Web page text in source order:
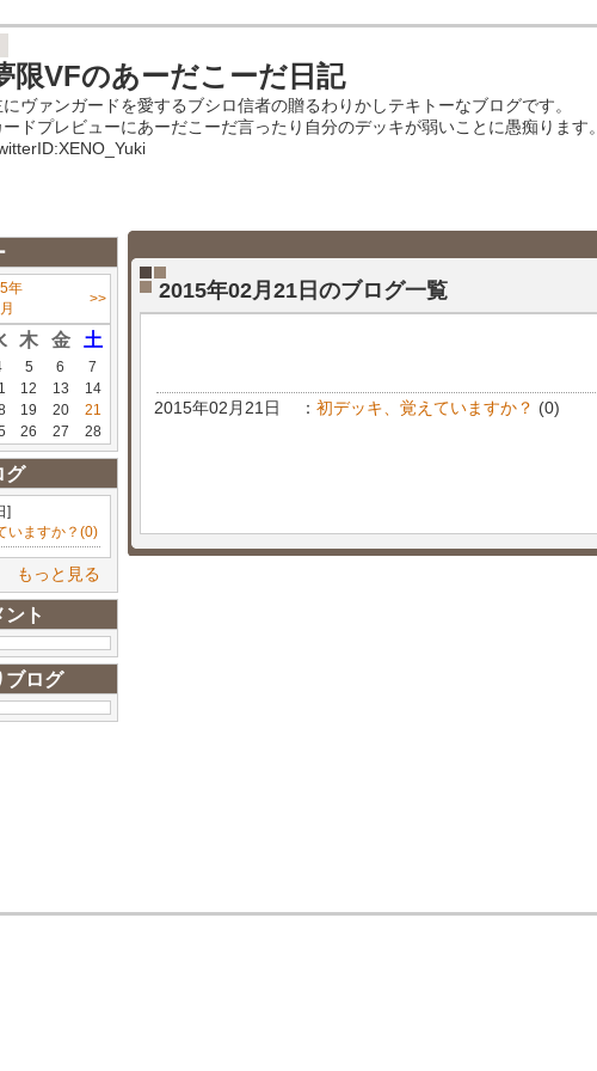
限VFのあーだこーだ日記
にヴァンガードを愛するブシロ信者の贈るわりかしテキトーなブログです。
ードプレビューにあーだこーだ言ったり自分のデッキが弱いことに愚痴ります。
年
>>
木 金 土
5 6
7
12 13
14
19 20
21
26 27 28
グ
]
いますか？(0)
もっと見る
ト
ブログ
2015年02月21日のブログ一覧
2015年02月21日 ： 初デッキ、覚えていますか？ (0)